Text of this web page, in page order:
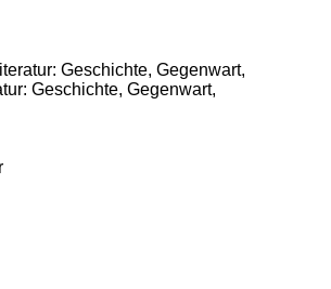
Geschichte, Gegenwart,
Geschichte, Gegenwart,